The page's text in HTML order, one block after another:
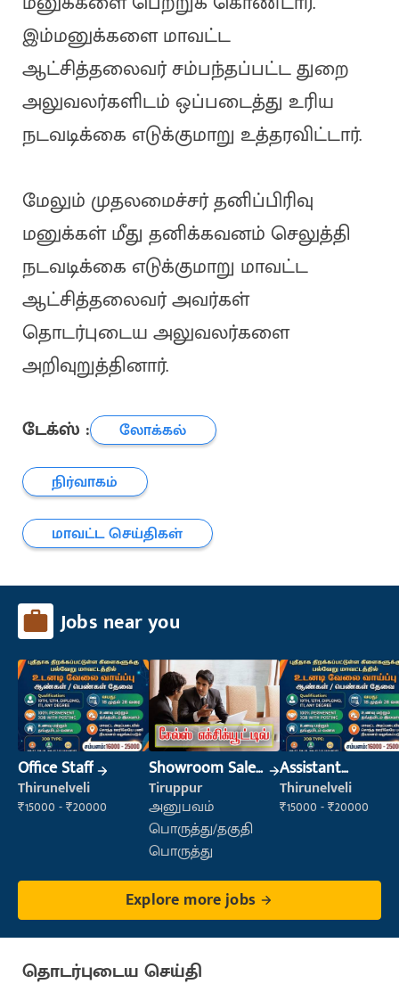
இம்மனுக்களை மாவட்ட
ஆட்சித்தலைவர் சம்பந்தப்பட்ட துறை
அலுவலர்களிடம் ஒப்படைத்து உரிய
நடவடிக்கை எடுக்குமாறு உத்தரவிட்டார்.
மேலும் முதலமைச்சர் தனிப்பிரிவு
மனுக்கள் மீது தனிக்கவனம் செலுத்தி
நடவடிக்கை எடுக்குமாறு மாவட்ட
ஆட்சித்தலைவர் அவர்கள்
தொடர்புடைய அலுவலர்களை
அறிவுறுத்தினார்.
டேக்ஸ் :
லோக்கல்
நிர்வாகம்
மாவட்ட செய்திகள்
Jobs near you
Office Staff
Thirunelveli
₹15000 - ₹20000
Showroom Sales
Executive (Retail
Sales)
Tiruppur
அனுபவம்
பொருத்து/தகுதி
பொருத்து
Assistant
Manager
Thirunelveli
₹15000 - ₹20000
Explore more jobs
தொடர்புடைய செய்தி